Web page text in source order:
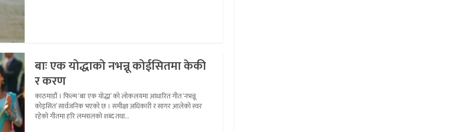
बाः एक योद्धाको नभन्नू कोईसितमा केकी
र करण
काठमाडौं । फिल्म ‘बाः एक योद्धा’ को लोकलयमा आधारित गीत ‘नभन्नू
कोइसित’ सार्वजनिक भएको छ । समीक्षा अधिकारी र सागर आलेको स्वर
रहेको गीतमा हरि लम्सालको शब्द तथा...